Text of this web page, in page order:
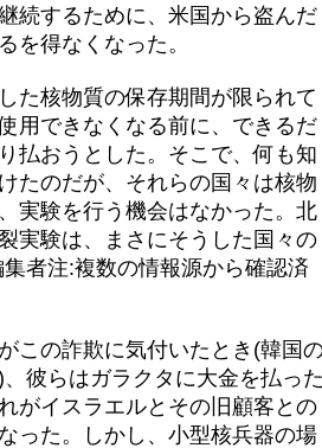
続するために、米国から盗んだ
を得なくなった。
た核物質の保存期間が限られて
用できなくなる前に、できるだ
払おうとした。そこで、何も知
たのだが、それらの国々は核物
実験を行う機会はなかった。北
実験は、まさにそうした国々の
者注:複数の情報源から確認済
この詐欺に気付いたとき(韓国
彼らはガラクタに大金を払っ
がイスラエルとその旧顧客との
った。しかし、小型核兵器の場